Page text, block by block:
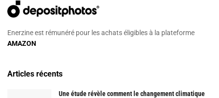
Enerzine est rémunéré pour les achats éligibles à la plateforme
AMAZON
Articles récents
Une étude révèle comment le changement climatique